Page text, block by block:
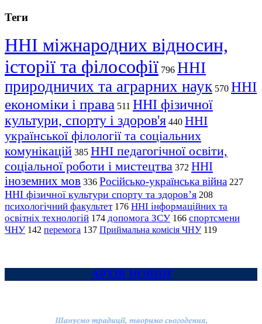
Теги
ННІ міжнародних відносин,
історії та філософії 796 ННІ
природничих та аграрних наук 570 ННІ
економіки і права 511 ННІ фізичної
культури, спорту і здоров'я 440 ННІ
української філології та соціальних
комунікацій 385 ННІ педагогічної освіти,
соціальної роботи і мистецтва 372 ННІ
іноземних мов 336 Російсько-українська війна 227
ННІ фізичної культури спорту та здоров’я 208
психологічний факультет 176 ННІ інформаційних та
освітніх технологій 174 допомога ЗСУ 166 спортсмени
ЧНУ 142 перемога 137 Приймальна комісія ЧНУ 119
АРХІВ НОВИН